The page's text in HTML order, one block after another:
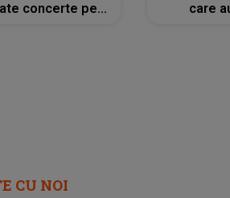
concerte pe
care
CU NOI